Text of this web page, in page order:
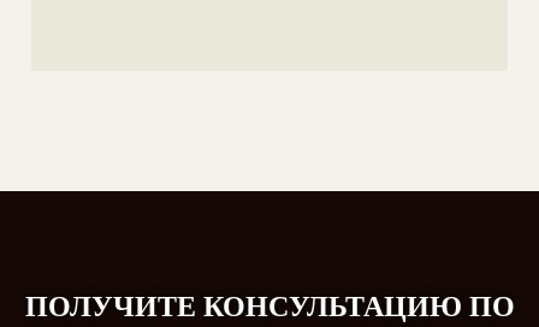
ПОЛУЧИТЕ КОНСУЛЬТАЦИЮ ПО